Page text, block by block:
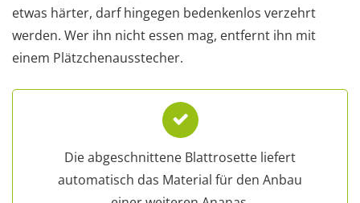
etwas härter, darf hingegen bedenkenlos verzehrt
werden. Wer ihn nicht essen mag, entfernt ihn mit
einem Plätzchenausstecher.
Die abgeschnittene Blattrosette liefert
automatisch das Material für den Anbau